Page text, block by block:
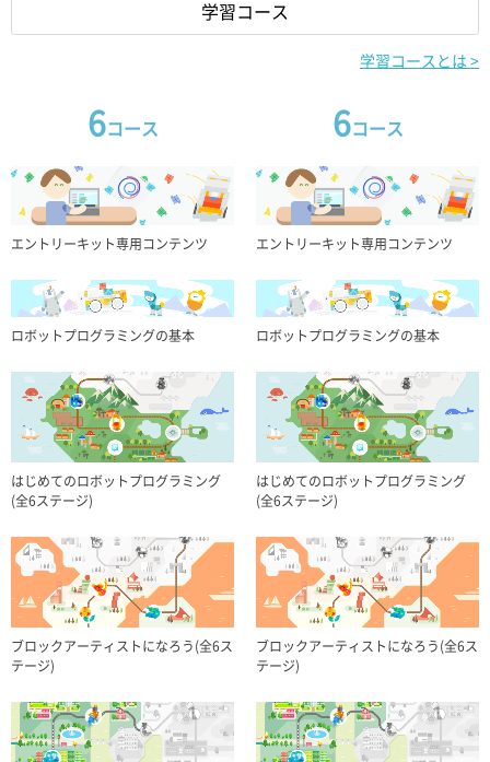
サーボモーター
x3
DCモーター
x2
x1
加速センサー
x1
光センサー
x1
LEDホワイト LEDブルー
LEDグリーン LEDレッド
4芯ケーブル
サーボモーター
x3
DCモーター
x2
x1 x1
加速センサー
x1
光センサー
x1
LEDホワイト LEDブルー
LEDグリーン LEDレッド
学習コース
学習コースとは >
6コース
エントリーキット専用コンテンツ
ロボットプログラミングの基本
はじめてのロボットプログラミング
(全6ステージ)
ブロックアーティストになろう(全6ス
テージ)
6コース
エントリーキット専用コンテンツ
ロボットプログラミングの基本
はじめてのロボットプログラミング
(全6ステージ)
ブロックアーティストになろう(全6ス
テージ)